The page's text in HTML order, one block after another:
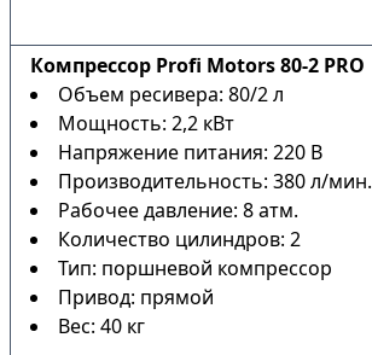
Компрессор Profi Motors 80-2 PRO
Объем ресивера: 80/2 л
Мощность: 2,2 кВт
Напряжение питания: 220 В
Производительность: 380 л/мин.
Рабочее давление: 8 атм.
Количество цилиндров: 2
Тип: поршневой компрессор
Привод: прямой
Вес: 40 кг